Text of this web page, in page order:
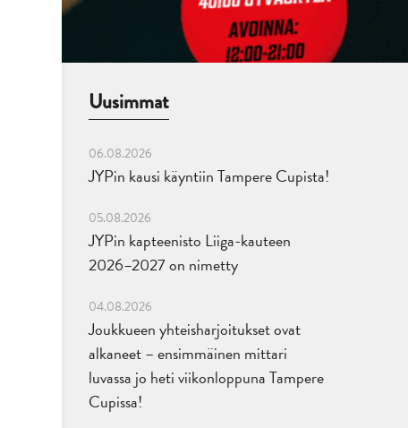
Uusimmat
06.08.2026
JYPin kausi käyntiin Tampere Cupista!
05.08.2026
JYPin kapteenisto Liiga-kauteen
2026–2027 on nimetty
04.08.2026
Joukkueen yhteisharjoitukset ovat
alkaneet – ensimmäinen mittari
luvassa jo heti viikonloppuna Tampere
Cupissa!